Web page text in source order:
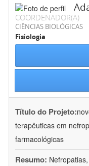
COORDENADOR(A)
CIÊNCIAS BIOLÓGICAS
Fisiologia
Título do Projeto:
terapêuticas em
farmacológicas
Resumo: